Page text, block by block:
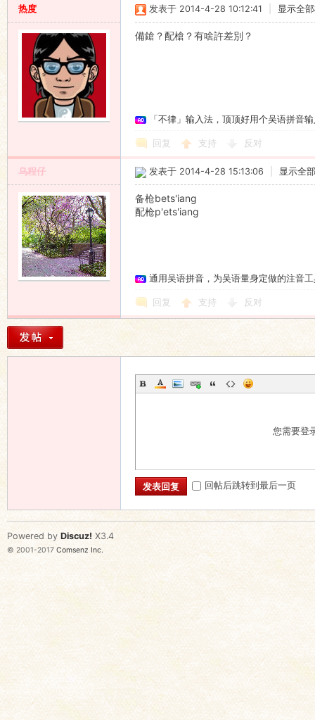
热度 发表于 2014-4-28 10:12:41 显示全
備鎗？配槍？有啥許差別？
「不律」输入法，顶顶好用个吴语拼音
回复 支持 反对
乌程仔 发表于 2014-4-28 15:13:06 显示全
备枪bets'iang
配枪p'ets'iang
通用吴语拼音，为吴语量身定做的注音
回复 支持 反对
您需要登
发表回复 回帖后跳转到最后一页
Powered by Discuz! X3.4
© 2001-2017 Comsenz Inc.